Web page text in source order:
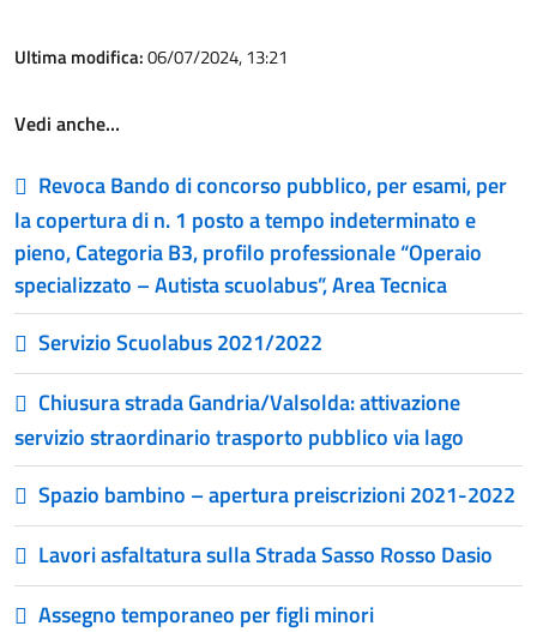
Ultima modifica:06/07/2024, 13:21
Vedi anche…
Revoca Bando di concorso pubblico, per esami, per
la copertura di n. 1 posto a tempo indeterminato e
pieno, Categoria B3, profilo professionale “Operaio
specializzato – Autista scuolabus”, Area Tecnica
Servizio Scuolabus 2021/2022
Chiusura strada Gandria/Valsolda: attivazione
servizio straordinario trasporto pubblico via lago
Spazio bambino – apertura preiscrizioni 2021-2022
Lavori asfaltatura sulla Strada Sasso Rosso Dasio
Assegno temporaneo per figli minori